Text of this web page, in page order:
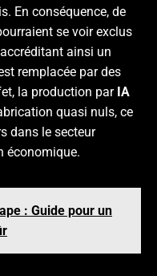
En conséquence, de
se voir exclus
ainsi un
remplacée par des
la production par IA
quasi nuls, ce
dans le secteur
économique.
: Guide pour un